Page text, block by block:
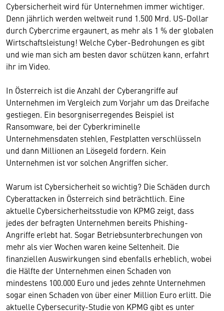
Cybersicherheit wird für Unternehmen immer wichtiger.
Denn jährlich werden weltweit rund 1.500 Mrd. US-Dollar
durch Cybercrime ergaunert, as mehr als 1 % der globalen
Wirtschaftsleistung! Welche Cyber-Bedrohungen es gibt
und wie man sich am besten davor schützen kann, erfahrt
ihr im Video.
In Österreich ist die Anzahl der Cyberangriffe auf
Unternehmen im Vergleich zum Vorjahr um das Dreifache
gestiegen. Ein besorgniserregendes Beispiel ist
Ransomware, bei der Cyberkriminelle
Unternehmensdaten stehlen, Festplatten verschlüsseln
und dann Millionen an Lösegeld fordern. Kein
Unternehmen ist vor solchen Angriffen sicher.
Warum ist Cybersicherheit so wichtig? Die Schäden durch
Cyberattacken in Österreich sind beträchtlich. Eine
aktuelle Cybersicherheitsstudie von KPMG zeigt, dass
jedes der befragten Unternehmen bereits Phishing-
Angriffe erlebt hat. Sogar Betriebsunterbrechungen von
mehr als vier Wochen waren keine Seltenheit. Die
finanziellen Auswirkungen sind ebenfalls erheblich, wobei
die Hälfte der Unternehmen einen Schaden von
mindestens 100.000 Euro und jedes zehnte Unternehmen
sogar einen Schaden von über einer Million Euro erlitt. Die
aktuelle Cybersecurity-Studie von KPMG gibt es unter